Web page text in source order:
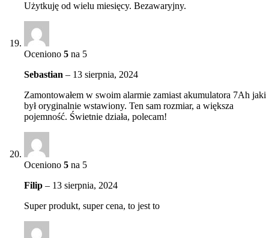
Użytkuję od wielu miesięcy. Bezawaryjny.
Oceniono 5 na 5
Sebastian – 13 sierpnia, 2024
Zamontowałem w swoim alarmie zamiast akumulatora 7Ah jaki
był oryginalnie wstawiony. Ten sam rozmiar, a większa
pojemność. Świetnie działa, polecam!
Oceniono 5 na 5
Filip – 13 sierpnia, 2024
Super produkt, super cena, to jest to